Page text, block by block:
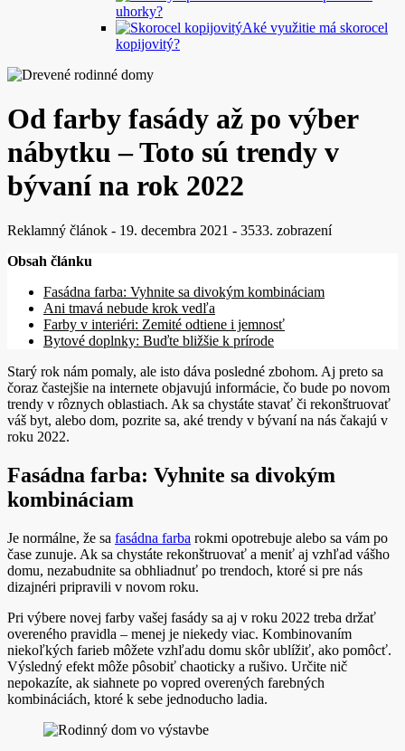
uhorky?
Aké využitie má skorocel
kopijovitý?
Od farby fasády až po výber
nábytku – Toto sú trendy v
bývaní na rok 2022
Reklamný článok - 19. decembra 2021 - 3533. zobrazení
Obsah článku
Fasádna farba: Vyhnite sa divokým kombináciam
Ani tmavá nebude krok vedľa
Farby v interiéri: Zemité odtiene i jemnosť
Bytové doplnky: Buďte bližšie k prírode
Starý rok nám pomaly, ale isto dáva posledné zbohom. Aj preto sa
čoraz častejšie na internete objavujú informácie, čo bude po novom
trendy v rôznych oblastiach. Ak sa chystáte stavať či rekonštruovať
váš byt, alebo dom, pozrite sa, aké trendy v bývaní na nás čakajú v
roku 2022.
Fasádna farba: Vyhnite sa divokým
kombináciam
Je normálne, že sa fasádna farba rokmi opotrebuje alebo sa vám po
čase zunuje. Ak sa chystáte rekonštruovať a meniť aj vzhľad vášho
domu, nezabudnite sa obhliadnuť po trendoch, ktoré si pre nás
dizajnéri pripravili v novom roku.
Pri výbere novej farby vašej fasády sa aj v roku 2022 treba držať
overeného pravidla – menej je niekedy viac. Kombinovaním
niekoľkých farieb môžete vzhľadu domu skôr ublížiť, ako pomôcť.
Výsledný efekt môže pôsobiť chaoticky a rušivo. Určite nič
nepokazíte, ak siahnete po vopred overených farebných
kombináciách, ktoré k sebe jednoducho ladia.